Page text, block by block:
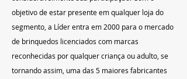
objetivo de estar presente em qualquer loja do
segmento, a Líder entra em 2000 para o mercado
de brinquedos licenciados com marcas
reconhecidas por qualquer criança ou adulto, se
tornando assim, uma das 5 maiores fabricantes